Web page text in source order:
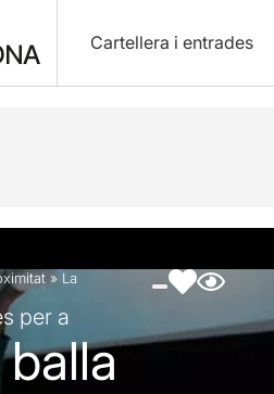
Cartellera i entrades
artística Fotos i vídeos
» La
per a